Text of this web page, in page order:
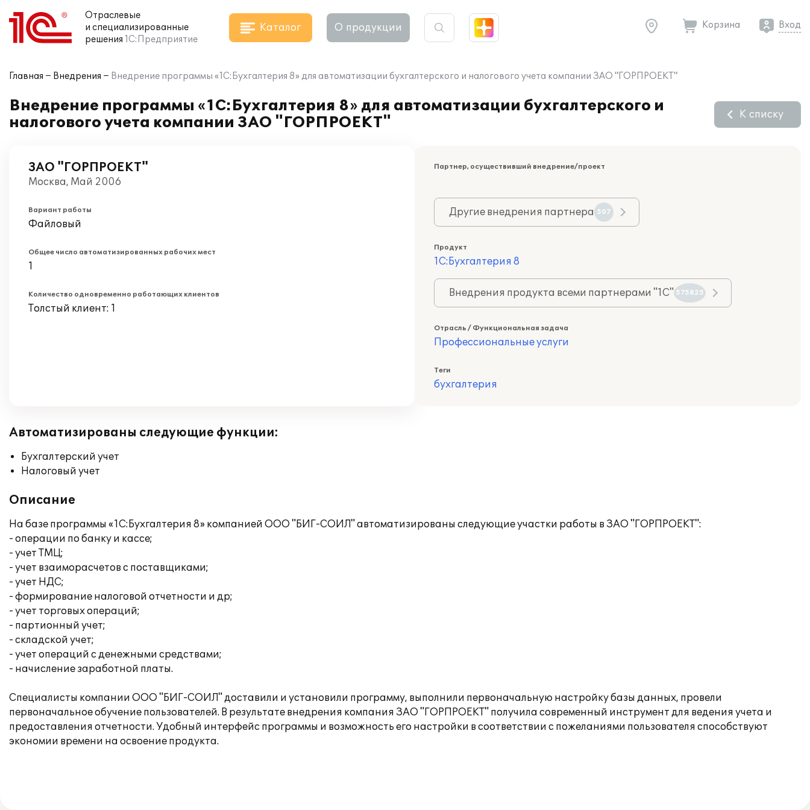
Отраслевые
и специализированные
решения 1С:Предприятие
Каталог О продукции Корзина Вход
Главная Внедрения Внедрение программы «1С:Бухгалтерия 8» для автоматизации бухгалтерского и налогового учета компании ЗАО "ГОРПРОЕКТ"
Внедрение программы «1С:Бухгалтерия 8» для автоматизации бухгалтерского и
налогового учета компании ЗАО "ГОРПРОЕКТ"
К списку
ЗАО "ГОРПРОЕКТ"
Москва, Май 2006
Вариант работы
Файловый
Общее число автоматизированных рабочих мест
1
Количество одновременно работающих клиентов
Толстый клиент: 1
Партнер, осуществивший внедрение/проект
Другие внедрения партнера 507
Продукт
1С:Бухгалтерия 8
Внедрения продукта всеми партнерами "1С" 575825
Отрасль / Функциональная задача
Профессиональные услуги
Теги
бухгалтерия
Автоматизированы следующие функции:
Бухгалтерский учет
Налоговый учет
Описание
На базе программы «1С:Бухгалтерия 8» компанией ООО "БИГ-СОИЛ" автоматизированы следующие участки работы в ЗАО "ГОРПРОЕКТ":
- операции по банку и кассе;
- учет ТМЦ;
- учет взаиморасчетов с поставщиками;
- учет НДС;
- формирование налоговой отчетности и др;
- учет торговых операций;
- партионный учет;
- складской учет;
- учет операций с денежными средствами;
- начисление заработной платы.
Специалисты компании ООО "БИГ-СОИЛ" доставили и установили программу, выполнили первоначальную настройку базы данных, провели
первоначальное обучение пользователей. В результате внедрения компания ЗАО "ГОРПРОЕКТ" получила современный инструмент для ведения учета и
предоставления отчетности. Удобный интерфейс программы и возможность его настройки в соответствии с пожеланиями пользователя способствуют
экономии времени на освоение продукта.